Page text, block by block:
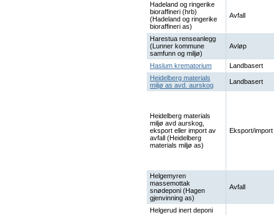
Hadeland og ringerike
bioraffineri (hrb)
(Hadeland og ringerike
bioraffineri as)
Avfall
Harestua renseanlegg
(Lunner kommune
samfunn og miljø)
Avløp
Haslum krematorium
Landbasert
Heidelberg materials
miljø as avd. aurskog
Landbasert
Heidelberg materials
miljø avd aurskog,
eksport eller import av
avfall (Heidelberg
materials miljø as)
Eksport/import
Helgemyren
massemottak
snødeponi (Hagen
gjenvinning as)
Avfall
Helgerud inert deponi